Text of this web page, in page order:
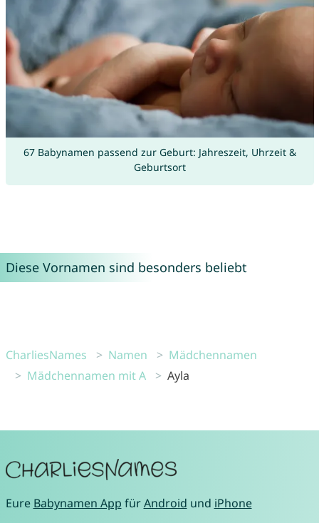
67 Babynamen passend zur Geburt: Jahreszeit, Uhrzeit &
Geburtsort
Diese Vornamen sind besonders beliebt
CharliesNames Namen
Mädchennamen
Mädchennamen mit A
Ayla
Eure Babynamen App fürAndroid und iPhone